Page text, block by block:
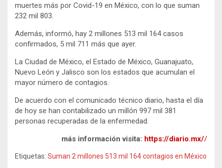
muertes más por Covid-19 en México, con lo que suman
232 mil 803.
Además, informó, hay 2 millones 513 mil 164 casos
confirmados, 5 mil 711 más que ayer.
La Ciudad de México, el Estado de México, Guanajuato,
Nuevo León y Jalisco son los estados que acumulan el
mayor número de contagios.
De acuerdo con el comunicado técnico diario, hasta el día
de hoy se han contabilizado un millón 997 mil 381
personas recuperadas de la enfermedad.
más información visita: https://diario.mx//
Etiquetas: Suman 2 millones 513 mil 164 contagios en México